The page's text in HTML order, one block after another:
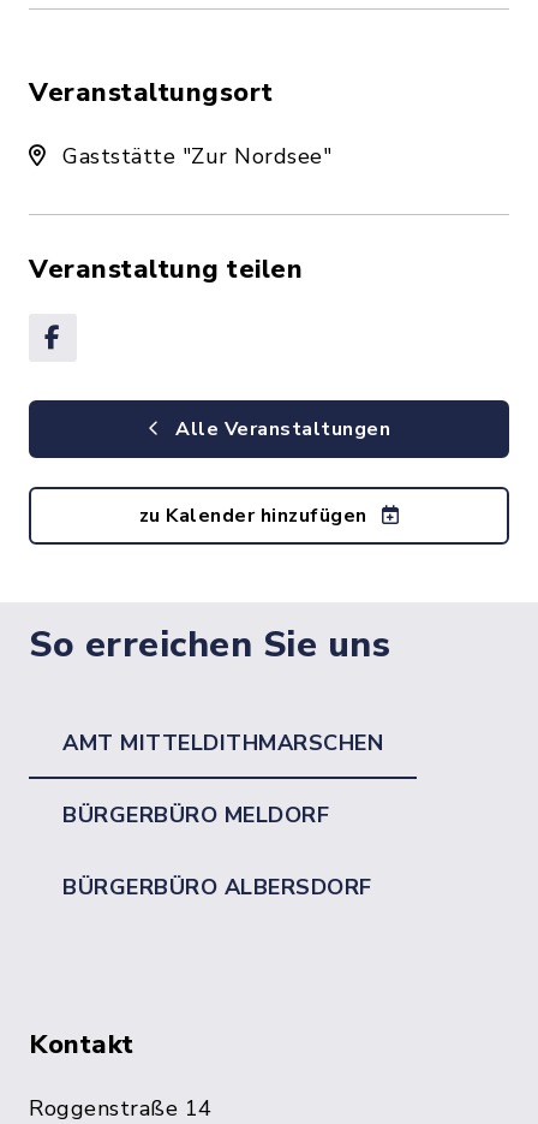
Veranstaltungsort
Gaststätte "Zur Nordsee"
Veranstaltung teilen
Alle Veranstaltungen
zu Kalender hinzufügen
So erreichen Sie uns
AMT MITTELDITHMARSCHEN
BÜRGERBÜRO MELDORF
BÜRGERBÜRO ALBERSDORF
Kontakt
Roggenstraße 14